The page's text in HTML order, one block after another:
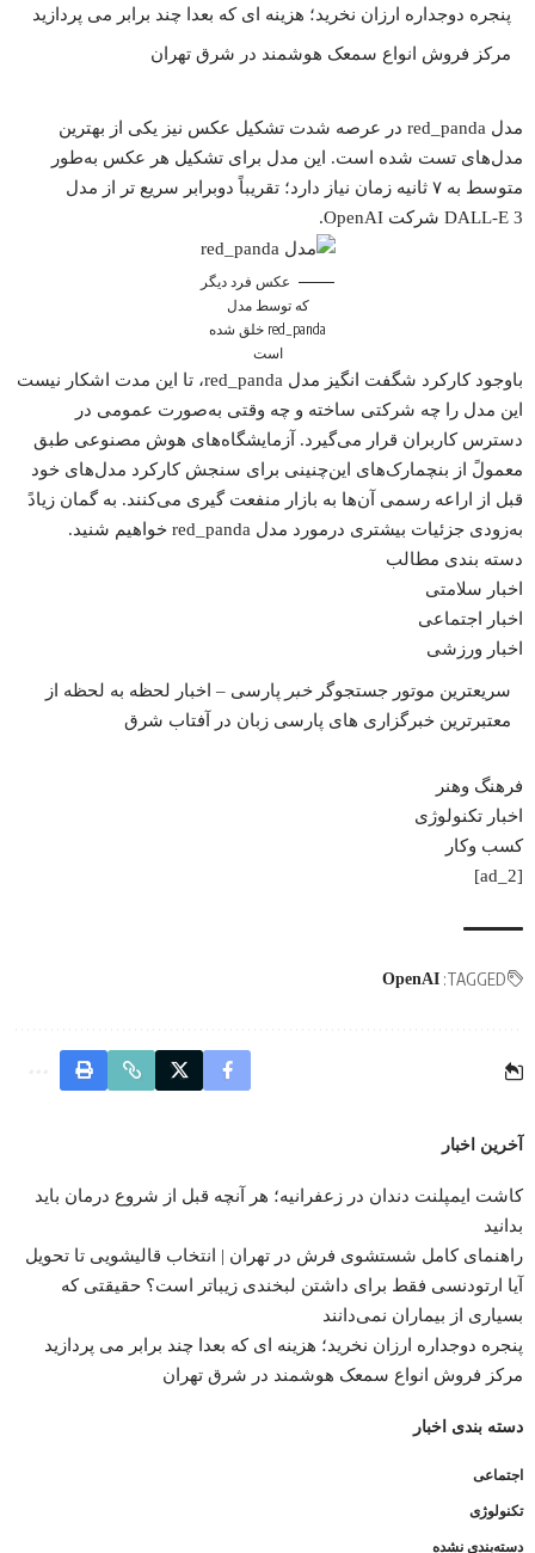
پنجره دوجداره ارزان نخرید؛ هزینه ای که بعدا چند برابر می پردازید
مرکز فروش انواع سمعک هوشمند در شرق تهران
مدل red_panda در عرصه شدت تشکیل عکس نیز یکی از بهترین
مدل‌های تست شده است. این مدل برای تشکیل هر عکس به‌طور
متوسط به ۷ ثانیه زمان نیاز دارد؛ تقریباً دوبرابر سریع تر از مدل
DALL-E 3 شرکت OpenAI.
عکس فرد دیگر
که توسط مدل
red_panda خلق شده
است
باوجود کارکرد شگفت انگیز مدل red_panda، تا این مدت اشکار نیست
این مدل را چه شرکتی ساخته و چه وقتی به‌صورت عمومی در
دسترس کاربران قرار می‌گیرد. آزمایشگاه‌های هوش مصنوعی طبق
معمولً از بنچمارک‌های این‌چنینی برای سنجش کارکرد مدل‌های خود
قبل از اراعه رسمی آن‌ها به بازار منفعت گیری می‌کنند. به گمان زیادً
به‌زودی جزئیات بیشتری درمورد مدل red_panda خواهیم شنید.
دسته بندی مطالب
اخبار سلامتی
اخبار اجتماعی
اخبار ورزشی
سریعترین موتور جستجوگرخبر
پارسی – اخبار لحظه به لحظه از
معتبرترین خبرگزاری های پارسی زبان در
آفتاب شرق
فرهنگ وهنر
اخبار تکنولوژی
کسب وکار
[ad_2]
TAGGED:
OpenAI
آخرین اخبار
کاشت ایمپلنت دندان در زعفرانیه؛ هر آنچه قبل از شروع درمان باید
بدانید
راهنمای کامل شستشوی فرش در تهران | انتخاب قالیشویی تا تحویل
آیا ارتودنسی فقط برای داشتن لبخندی زیباتر است؟ حقیقتی که
بسیاری از بیماران نمی‌دانند
پنجره دوجداره ارزان نخرید؛ هزینه ای که بعدا چند برابر می پردازید
مرکز فروش انواع سمعک هوشمند در شرق تهران
دسته بندی اخبار
اجتماعی
تکنولوژی
دسته‌بندی نشده